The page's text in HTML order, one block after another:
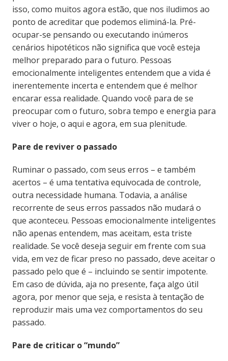
isso, como muitos agora estão, que nos iludimos ao
ponto de acreditar que podemos eliminá-la. Pré-
ocupar-se pensando ou executando inúmeros
cenários hipotéticos não significa que você esteja
melhor preparado para o futuro. Pessoas
emocionalmente inteligentes entendem que a vida é
inerentemente incerta e entendem que é melhor
encarar essa realidade. Quando você para de se
preocupar com o futuro, sobra tempo e energia para
viver o hoje, o aqui e agora, em sua plenitude.
Pare de reviver o passado
Ruminar o passado, com seus erros – e também
acertos – é uma tentativa equivocada de controle,
outra necessidade humana. Todavia, a análise
recorrente de seus erros passados não mudará o
que aconteceu. Pessoas emocionalmente inteligentes
não apenas entendem, mas aceitam, esta triste
realidade. Se você deseja seguir em frente com sua
vida, em vez de ficar preso no passado, deve aceitar o
passado pelo que é – incluindo se sentir impotente.
Em caso de dúvida, aja no presente, faça algo útil
agora, por menor que seja, e resista à tentação de
reproduzir mais uma vez comportamentos do seu
passado.
Pare de criticar o “mundo”